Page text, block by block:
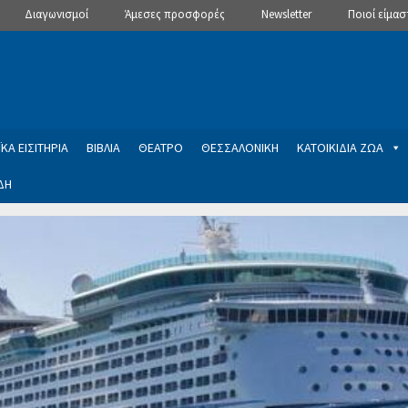
Διαγωνισμοί Άμεσες προσφορές Newsletter Ποιοί
ΕΙΣΙΤΗΡΙΑ ΒΙΒΛΙΑ ΘΕΑΤΡΟ ΘΕΣΣΑΛΟΝΙΚΗ ΚΑΤΟΙΚΙΔΙΑ ΖΩΑ
Newsletter
εγγραφής στο Newsletter του Dealistas.grΕπικοινωνία